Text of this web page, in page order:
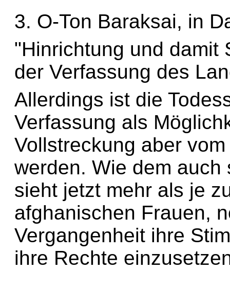
3. O-Ton Baraksai, in
"Hinrichtung und damit
der Verfassung des
Allerdings ist die
Verfassung als
Vollstreckung aber
werden. Wie dem
sieht jetzt mehr als je
afghanischen Frauen,
Vergangenheit ihre
ihre Rechte